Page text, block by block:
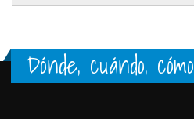
Dónde, cuándo, cómo